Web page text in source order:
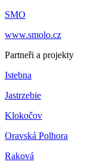
SMO
www.smolo.cz
Partneři a projekty
Istebna
Jastrzebie
Klokočov
Oravská Polhora
Raková